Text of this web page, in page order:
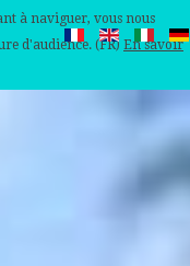
à naviguer, vous nous
d'audience. (FR) En savoir